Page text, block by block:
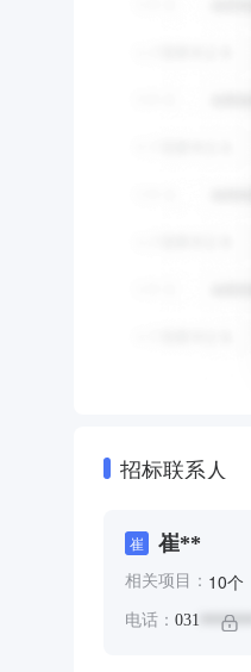
招标联系人
崔 崔**
相关项目： 10个
电话： 031 *******